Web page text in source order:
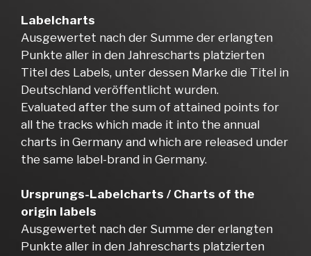
Labelcharts
Ausgewertet nach der Summe der erlangten
Punkte aller in den Jahrescharts platzierten
Titel des Labels, unter dessen Marke die Titel in
Deutschland veröffentlicht wurden.
Evaluated after the sum of attained points for
all the tracks which made it into the annual
charts in Germany and which are released under
the same label-brand in Germany.
Ursprungs-Labelcharts / Charts of the
origin labels
Ausgewertet nach der Summe der erlangten
Punkte aller in den Jahrescharts platzierten